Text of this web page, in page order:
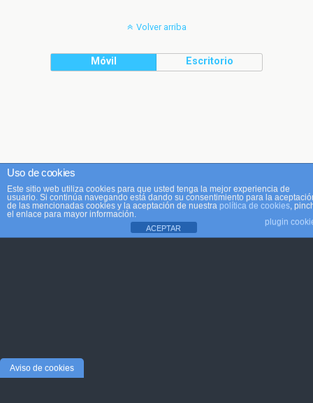
Volver arriba
Móvil Escritorio
Uso de cookies
Este sitio web utiliza cookies para que usted tenga la mejor experiencia de
usuario. Si continúa navegando está dando su consentimiento para la
de las mencionadas cookies y la aceptación de nuestra política de cookies,
el enlace para mayor información.
plugin
ACEPTAR
Aviso de cookies